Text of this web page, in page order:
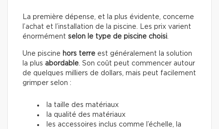
La première dépense, et la plus évidente, concerne
l’achat et l’installation de la piscine. Les prix varient
énormément selon le type de piscine choisi.
Une piscine hors terre est généralement la solution
la plus abordable. Son coût peut commencer autour
de quelques milliers de dollars, mais peut facilement
grimper selon :
la taille des matériaux
la qualité des matériaux
les accessoires inclus comme l’échelle, la